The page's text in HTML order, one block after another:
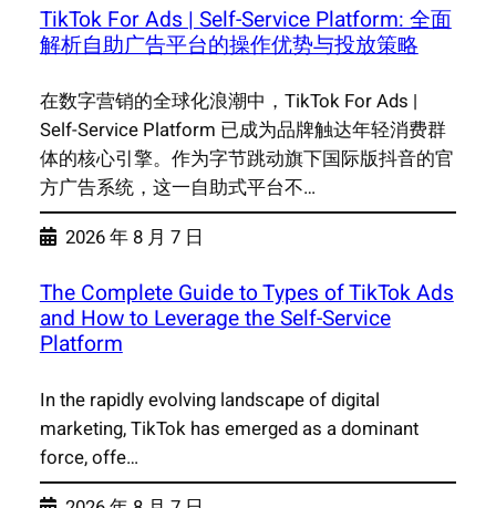
TikTok For Ads | Self-Service Platform: 全面
解析自助广告平台的操作优势与投放策略
在数字营销的全球化浪潮中，TikTok For Ads |
Self-Service Platform 已成为品牌触达年轻消费群
体的核心引擎。作为字节跳动旗下国际版抖音的官
方广告系统，这一自助式平台不…
2026 年 8 月 7 日
The Complete Guide to Types of TikTok Ads
and How to Leverage the Self-Service
Platform
In the rapidly evolving landscape of digital
marketing, TikTok has emerged as a dominant
force, offe…